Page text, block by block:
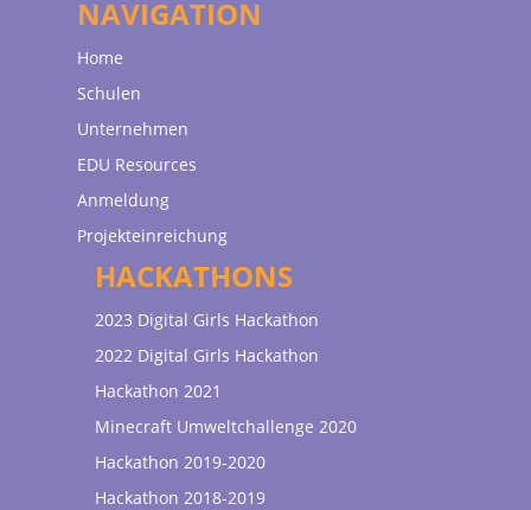
NAVIGATION
Home
Schulen
Unternehmen
EDU Resources
Anmeldung
Projekteinreichung
HACKATHONS
2023 Digital Girls Hackathon
2022 Digital Girls Hackathon
Hackathon 2021
Minecraft Umweltchallenge 2020
Hackathon 2019-2020
Hackathon 2018-2019